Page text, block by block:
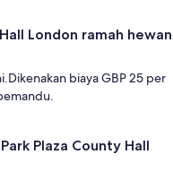
London ramah hewan
biaya GBP 25 per
Plaza County Hall